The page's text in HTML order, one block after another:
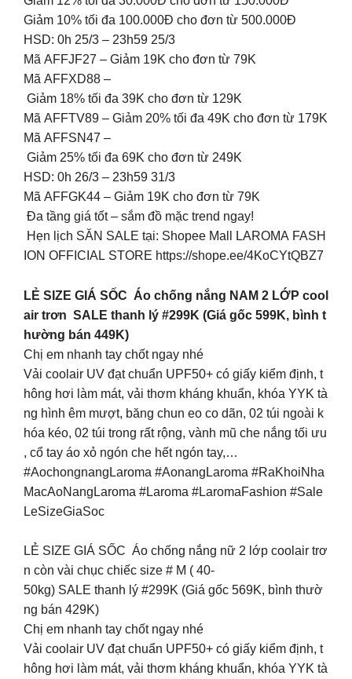
Giảm 10% tối đa 100.000Đ cho đơn từ 500.000Đ
HSD: 0h 25/3 – 23h59 25/3
Mã AFFJF27 – Giảm 19K cho đơn từ 79K
Mã AFFXD88 –
Giảm 18% tối đa 39K cho đơn từ 129K
Mã AFFTV89 – Giảm 20% tối đa 49K cho đơn từ 179K
Mã AFFSN47 –
Giảm 25% tối đa 69K cho đơn từ 249K
HSD: 0h 26/3 – 23h59 31/3
Mã AFFGK44 – Giảm 19K cho đơn từ 79K
Đa tầng giá tốt – sắm đồ mặc trend ngay!
Hẹn lịch SĂN SALE tại: Shopee Mall LAROMA FASH
ION OFFICIAL STORE https://shope.ee/4KoCYtQBZ7
LẺ SIZE GIÁ SỐC Áo chống nắng NAM 2 LỚP cool
air trơn SALE thanh lý #299K (Giá gốc 599K, bình t
hường bán 449K)
Chị em nhanh tay chốt ngay nhé
Vải coolair UV đạt chuẩn UPF50+ có giấy kiểm định, t
hông hơi làm mát, vải thơm kháng khuẩn, khóa YYK tà
ng hình êm mượt, băng chun eo co dãn, 02 túi ngoài k
hóa kéo, 02 túi trong rất rộng, vành mũ che nắng tối ưu
, cổ tay áo xỏ ngón che hết ngón tay,…
#AochongnangLaroma #AonangLaroma #RaKhoiNha
MacAoNangLaroma #Laroma #LaromaFashion #Sale
LeSizeGiaSoc
LẺ SIZE GIÁ SỐC Áo chống nắng nữ 2 lớp coolair trơ
n còn vài chục chiếc size # M ( 40-
50kg) SALE thanh lý #299K (Giá gốc 569K, bình thườ
ng bán 429K)
Chị em nhanh tay chốt ngay nhé
Vải coolair UV đạt chuẩn UPF50+ có giấy kiểm định, t
hông hơi làm mát, vải thơm kháng khuẩn, khóa YYK tà